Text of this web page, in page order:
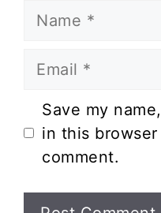
Name
Email
Website
Save my
in this
comment.